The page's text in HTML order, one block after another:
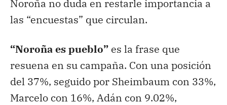
Noroña no duda en restarle importancia a
las “encuestas” que circulan.
“Noroña es pueblo” es la frase que
resuena en su campaña. Con una posición
del 37%, seguido por Sheimbaum con 33%,
Marcelo con 16%, Adán con 9.02%,